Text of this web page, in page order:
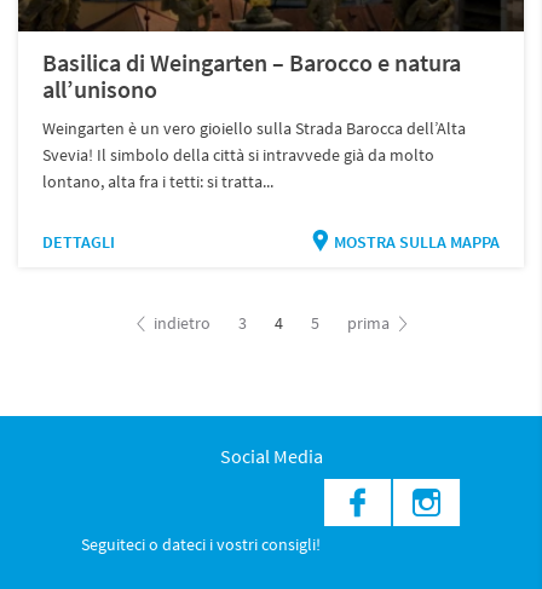
Basilica di Weingarten – Barocco e natura
all’unisono
Weingarten è un vero gioiello sulla Strada Barocca dell’Alta
Svevia! Il simbolo della città si intravvede già da molto
lontano, alta fra i tetti: si tratta...
DETTAGLI MOSTRA SULLA MAPPA
indietro 3 4 5 prima
Social Media
Seguiteci o dateci i vostri consigli!